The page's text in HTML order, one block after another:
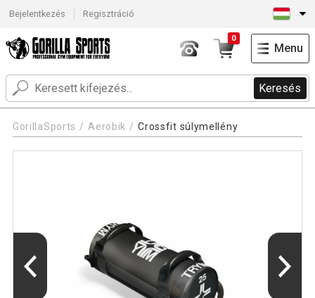
Bejelentkezés Regisztráció
Keresés
0
Menu
GorillaSports Aerobik Crossfit súlymellény